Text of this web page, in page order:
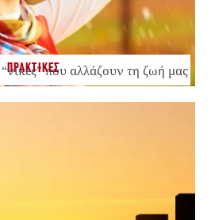
ΠΡΑΚΤΙΚΕΣπου αλλάζουν τη ζωή μας